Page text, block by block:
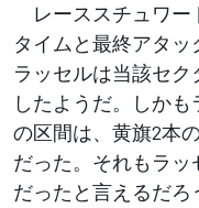
レーススチュワー
タイムと最終アタッ
ラッセルは当該セ
したようだ。しか
の区間は、黄旗2本
だった。それもラ
だったと言えるだろ